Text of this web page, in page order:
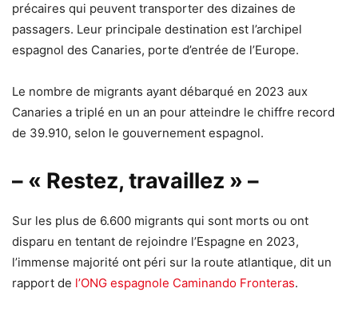
précaires qui peuvent transporter des dizaines de
passagers. Leur principale destination est l’archipel
espagnol des Canaries, porte d’entrée de l’Europe.
Le nombre de migrants ayant débarqué en 2023 aux
Canaries a triplé en un an pour atteindre le chiffre record
de 39.910, selon le gouvernement espagnol.
– « Restez, travaillez » –
Sur les plus de 6.600 migrants qui sont morts ou ont
disparu en tentant de rejoindre l’Espagne en 2023,
l’immense majorité ont péri sur la route atlantique, dit un
rapport de l’ONG espagnole Caminando Fronteras.